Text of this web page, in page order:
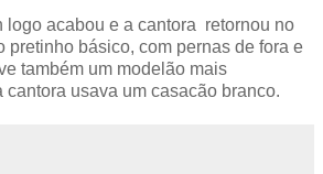
logo acabou e a cantora retornou no
pretinho básico, com pernas de fora e
também um modelão mais
usava um casacão branco.